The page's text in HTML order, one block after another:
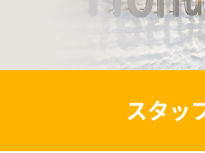
スタッ